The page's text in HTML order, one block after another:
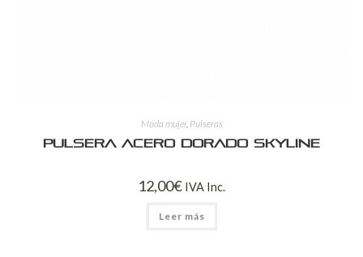
Moda mujer, Pulseras
Pulsera Acero Dorado Skyline
12,00€ IVA Inc.
Leer más